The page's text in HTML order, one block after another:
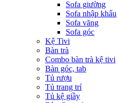
Sofa giường
Sofa nhập khẩu
Sofa văng
Sofa góc
Kệ Tivi
Bàn trà
Combo bàn trà kệ tivi
Bàn góc, tab
Tủ rượu
Tủ trang trí
Tủ kệ giầy